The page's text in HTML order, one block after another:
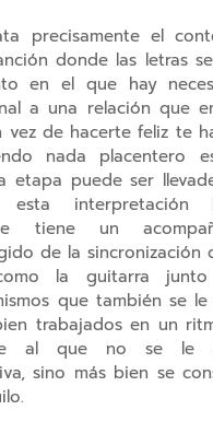
precisamente el
donde las letras
en el que hay
a una relación que
vez de hacerte feliz te
nada placentero
etapa puede ser
interpretación
tiene un
de la sincronización
la guitarra
que también se
trabajados en un
al que no se le
sino más bien se